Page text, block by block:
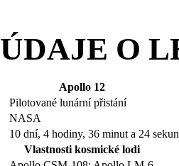
ÚDAJE O
Apollo 12
Pilotované lunární přistání
NASA
10 dní, 4 hodiny, 36 minut a 24
Vlastnosti kosmické lodi